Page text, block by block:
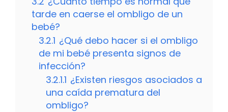
tarde en caerse el ombligo de un
bebé?
3.2.1 ¿Qué debo hacer si el ombligo
de mi bebé presenta signos de
infección?
3.2.1.1 ¿Existen riesgos asociados a
una caída prematura del
ombligo?